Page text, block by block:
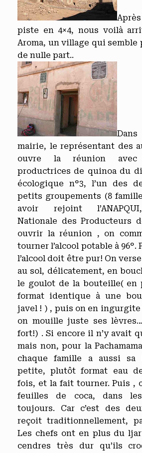
piste en 4×4, nous voilà
Aroma, un village qui semble
de nulle part..
mairie, le représentant des
ouvre la réunion
productrices de quinoa du
écologique n°3, l’un des
petits groupements (8
avoir rejoint
Nationale des Producteurs
ouvrir la réunion , on
tourner l’alcool potable à 96°.
l’alcool doit être pur! On
au sol, délicatement, en
le goulot de la bouteille( en
format identique à une
javel ! ) , puis on en ingurgite
on mouille juste ses
fort!) . Si encore il n’y avait
mais non, pour la
chaque famille a aussi sa
petite, plutôt format eau
fois, et la fait tourner. Puis ,
feuilles de coca, dans
toujours. Car c’est des
reçoit traditionnellement,
Les chefs ont en plus du
cendres très dur qu’ils